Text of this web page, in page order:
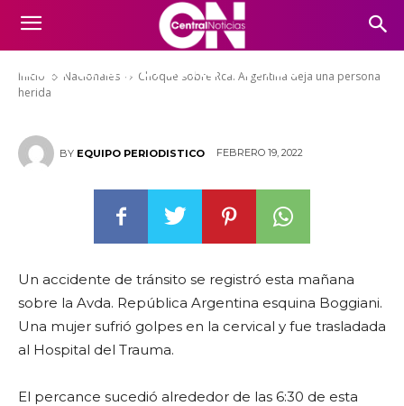
Inicio Nacionales
Choque sobre Rca. Argentina deja una persona
herida
Choque sobre Rca. Argentina
deja una persona herida
BY EQUIPO PERIODISTICO FEBRERO 19, 2022
Un accidente de tránsito se registró esta mañana
sobre la Avda. República Argentina esquina Boggiani.
Una mujer sufrió golpes en la cervical y fue trasladada
al Hospital del Trauma.
El percance sucedió alrededor de las 6:30 de esta